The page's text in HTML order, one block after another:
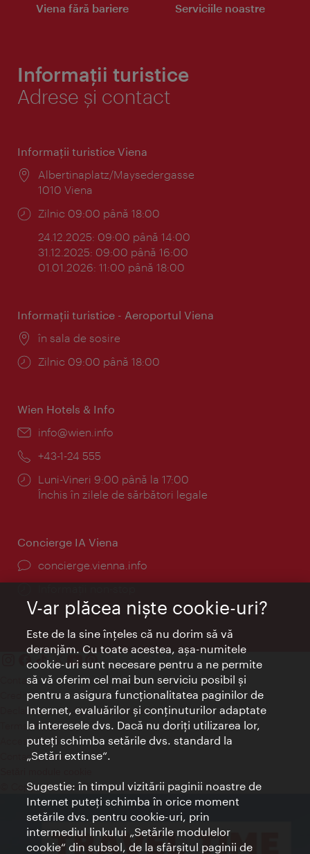
Viena fără bariere Serviciile noastre
Informații turistice
Adrese și contact
Informaţii turistice Viena
Locul:
Albertinaplatz/Maysedergasse
1010 Viena
Program:
Zilnic 09:00 până 18:00
24.12.2025: 09:00 până 14:00
31.12.2025: 09:00 până 16:00
01.01.2026: 11:00 până 18:00
Informaţii turistice - Aeroportul Viena
Locul:
în sala de sosire
Program:
Zilnic 09:00 până 18:00
Wien Hotels & Info
E-
info@wien.info
Telefon:
+43-1-24 555
Program:
Luni-Vineri 9:00 până la 17:00
Închis în zilele de sărbători legale
Concierge IA Viena
concierge.vienna.info
Contact
Credits
Declaraţie privind protecţia datelor
Terms of Use
Accesibilitate
Contact presa
© Copyright Wien Tourismus
V-ar plăcea nişte cookie-uri?
Este de la sine înţeles că nu dorim să vă
deranjăm. Cu toate acestea, aşa-numitele
cookie-uri sunt necesare pentru a ne permite
să vă oferim cel mai bun serviciu posibil şi
pentru a asigura funcţionalitatea paginilor de
Internet, evaluărilor şi conţinuturilor adaptate
la interesele dvs. Dacă nu doriţi utilizarea lor,
puteţi schimba setările dvs. standard la
„Setări extinse“.
Sugestie: în timpul vizitării paginii noastre de
Internet puteţi schimba în orice moment
setările dvs. pentru cookie-uri, prin
intermediul linkului „Setările modulelor
cookie“ din subsol, de la sfârşitul paginii de